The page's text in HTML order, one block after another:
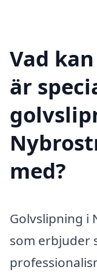
Vad
är
med?
Golvslipning i
som erbjuder